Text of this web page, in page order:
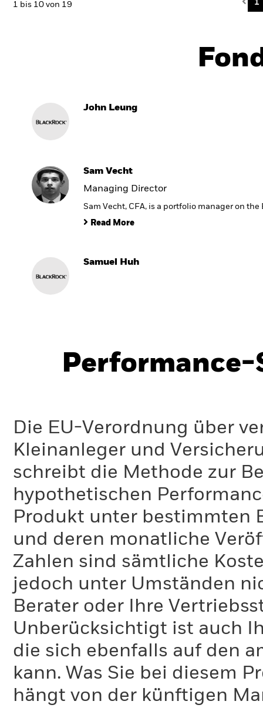
1 bis 10 von 19 1
John Leung
Sam Vecht
Managing Director
Sam Vecht, CFA, is a portfolio manager on
Read More
Samuel Huh
Performance-
Die EU-Verordnung über
Kleinanleger und
schreibt die Methode zur
hypothetischen
Produkt unter bestimmten
und deren monatliche
Zahlen sind sämtliche
jedoch unter Umständen
Berater oder Ihre
Unberücksichtigt ist auch
die sich ebenfalls auf den
kann. Was Sie bei diesem
hängt von der künftigen